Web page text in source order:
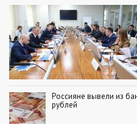
Россияне вывели из
рублей